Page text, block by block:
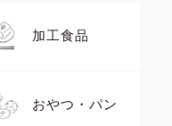
加工食品
おやつ・パン